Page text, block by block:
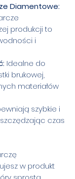
Diamentowe:
produkcji to
i
Idealne do
brukowej,
materiałów
szybkie i
czas
w produkt